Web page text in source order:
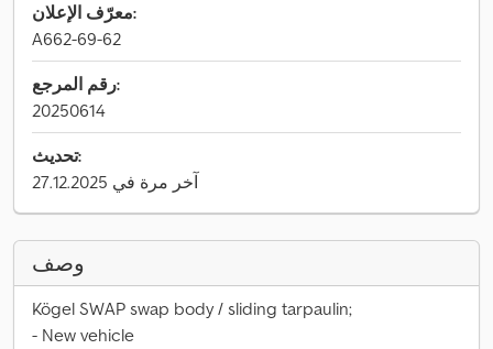
معرّف الإعلان:
A662-69-62
رقم المرجع:
20250614
تحديث:
آخر مرة في 27.12.2025
وصف
Kögel SWAP swap body / sliding tarpaulin;
- New vehicle